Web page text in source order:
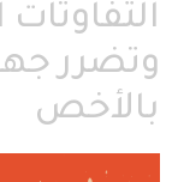
وتضرر
بالأخص